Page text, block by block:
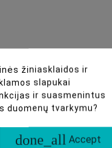
žiniasklaidos ir
slapukai
ir suasmenintus
duomenų tvarkymu?
done_all Accept